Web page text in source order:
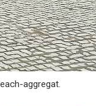
aggregat.